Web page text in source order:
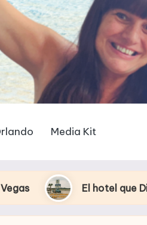
Media Kit
hotel que Disney uso como